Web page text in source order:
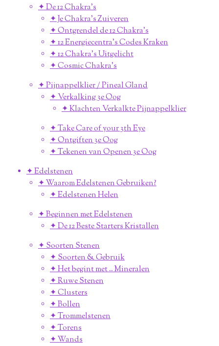
✦ De 12 Chakra's
✦ Je Chakra's Zuiveren
✦ Ontgrendel de 12 Chakra's
✦ 12 Energiecentra's Codes Kraken
✦ 12 Chakra's Uitgelicht
✦ Cosmic Chakra's
✦ Pijnappelklier / Pineal Gland
✦ Verkalking 3e Oog
✦ Klachten Verkalkte Pijnappelklier
✦ Take Care of your 3th Eye
✦ Ontgiften 3e Oog
✦ Tekenen van Openen 3e Oog
✦ Edelstenen
✦ Waarom Edelstenen Gebruiken?
✦ Edelstenen Helen
✦ Beginnen met Edelstenen
✦ De 12 Beste Starters Kristallen
✦ Soorten Stenen
✦ Soorten & Gebruik
✦ Het begint met .. Mineralen
✦ Ruwe Stenen
✦ Clusters
✦ Bollen
✦ Trommelstenen
✦ Torens
✦ Wands